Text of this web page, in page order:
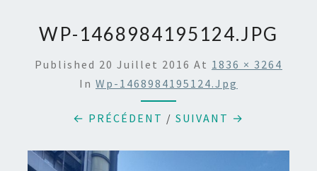
WP-1468984195124.JPG
Published 20 Juillet 2016 At 1836 × 3264
In Wp-1468984195124.jpg
← PRÉCÉDENT / SUIVANT →